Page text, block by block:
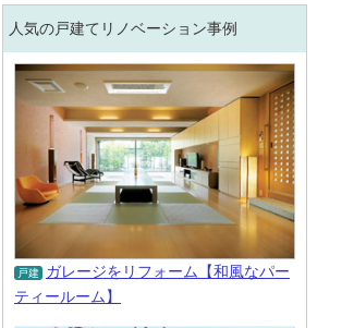
人気の戸建てリノベーション事例
戸建
ガレージをリフォーム【和風なパー
ティールーム】